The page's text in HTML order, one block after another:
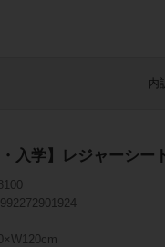
内
・入学】レジャーシー